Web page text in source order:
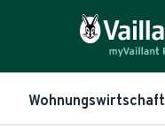
Wohnungswirtschaft